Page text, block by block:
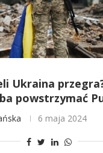
Ukraina
powstrzymać
6 maja 2024